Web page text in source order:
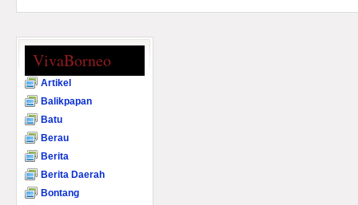
VivaBorneo
Artikel
Balikpapan
Batu
Berau
Berita
Berita Daerah
Bontang